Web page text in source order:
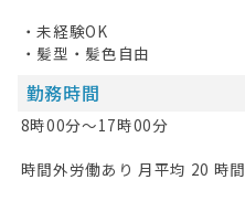
・未経験OK
・髪型・髪色自由
勤務時間
8時00分〜17時00分
時間外労働あり 月平均 20 時間